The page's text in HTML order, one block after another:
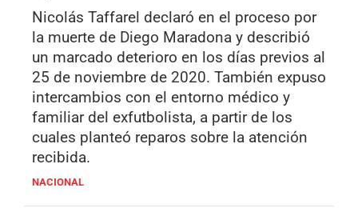
Nicolás Taffarel declaró en el proceso por
la muerte de Diego Maradona y describió
un marcado deterioro en los días previos al
25 de noviembre de 2020. También expuso
intercambios con el entorno médico y
familiar del exfutbolista, a partir de los
cuales planteó reparos sobre la atención
recibida.
NACIONAL